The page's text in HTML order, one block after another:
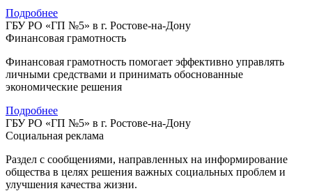
Подробнее
ГБУ РО «ГП №5» в г. Ростове-на-Дону
Финансовая грамотность
Финансовая грамотность помогает эффективно управлять
личными средствами и принимать обоснованные
экономические решения
Подробнее
ГБУ РО «ГП №5» в г. Ростове-на-Дону
Социальная реклама
Раздел с сообщениями, направленных на информирование
общества в целях решения важных социальных проблем и
улучшения качества жизни.